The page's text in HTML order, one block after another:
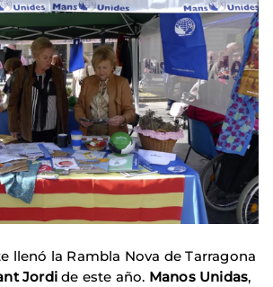
llenó la Rambla Nova de Tarragona
Jordi de este año. Manos Unidas,